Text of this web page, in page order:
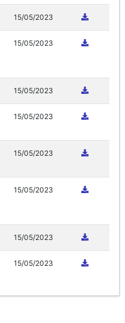
15/05/2023
15/05/2023
15/05/2023
15/05/2023
15/05/2023
15/05/2023
15/05/2023
15/05/2023